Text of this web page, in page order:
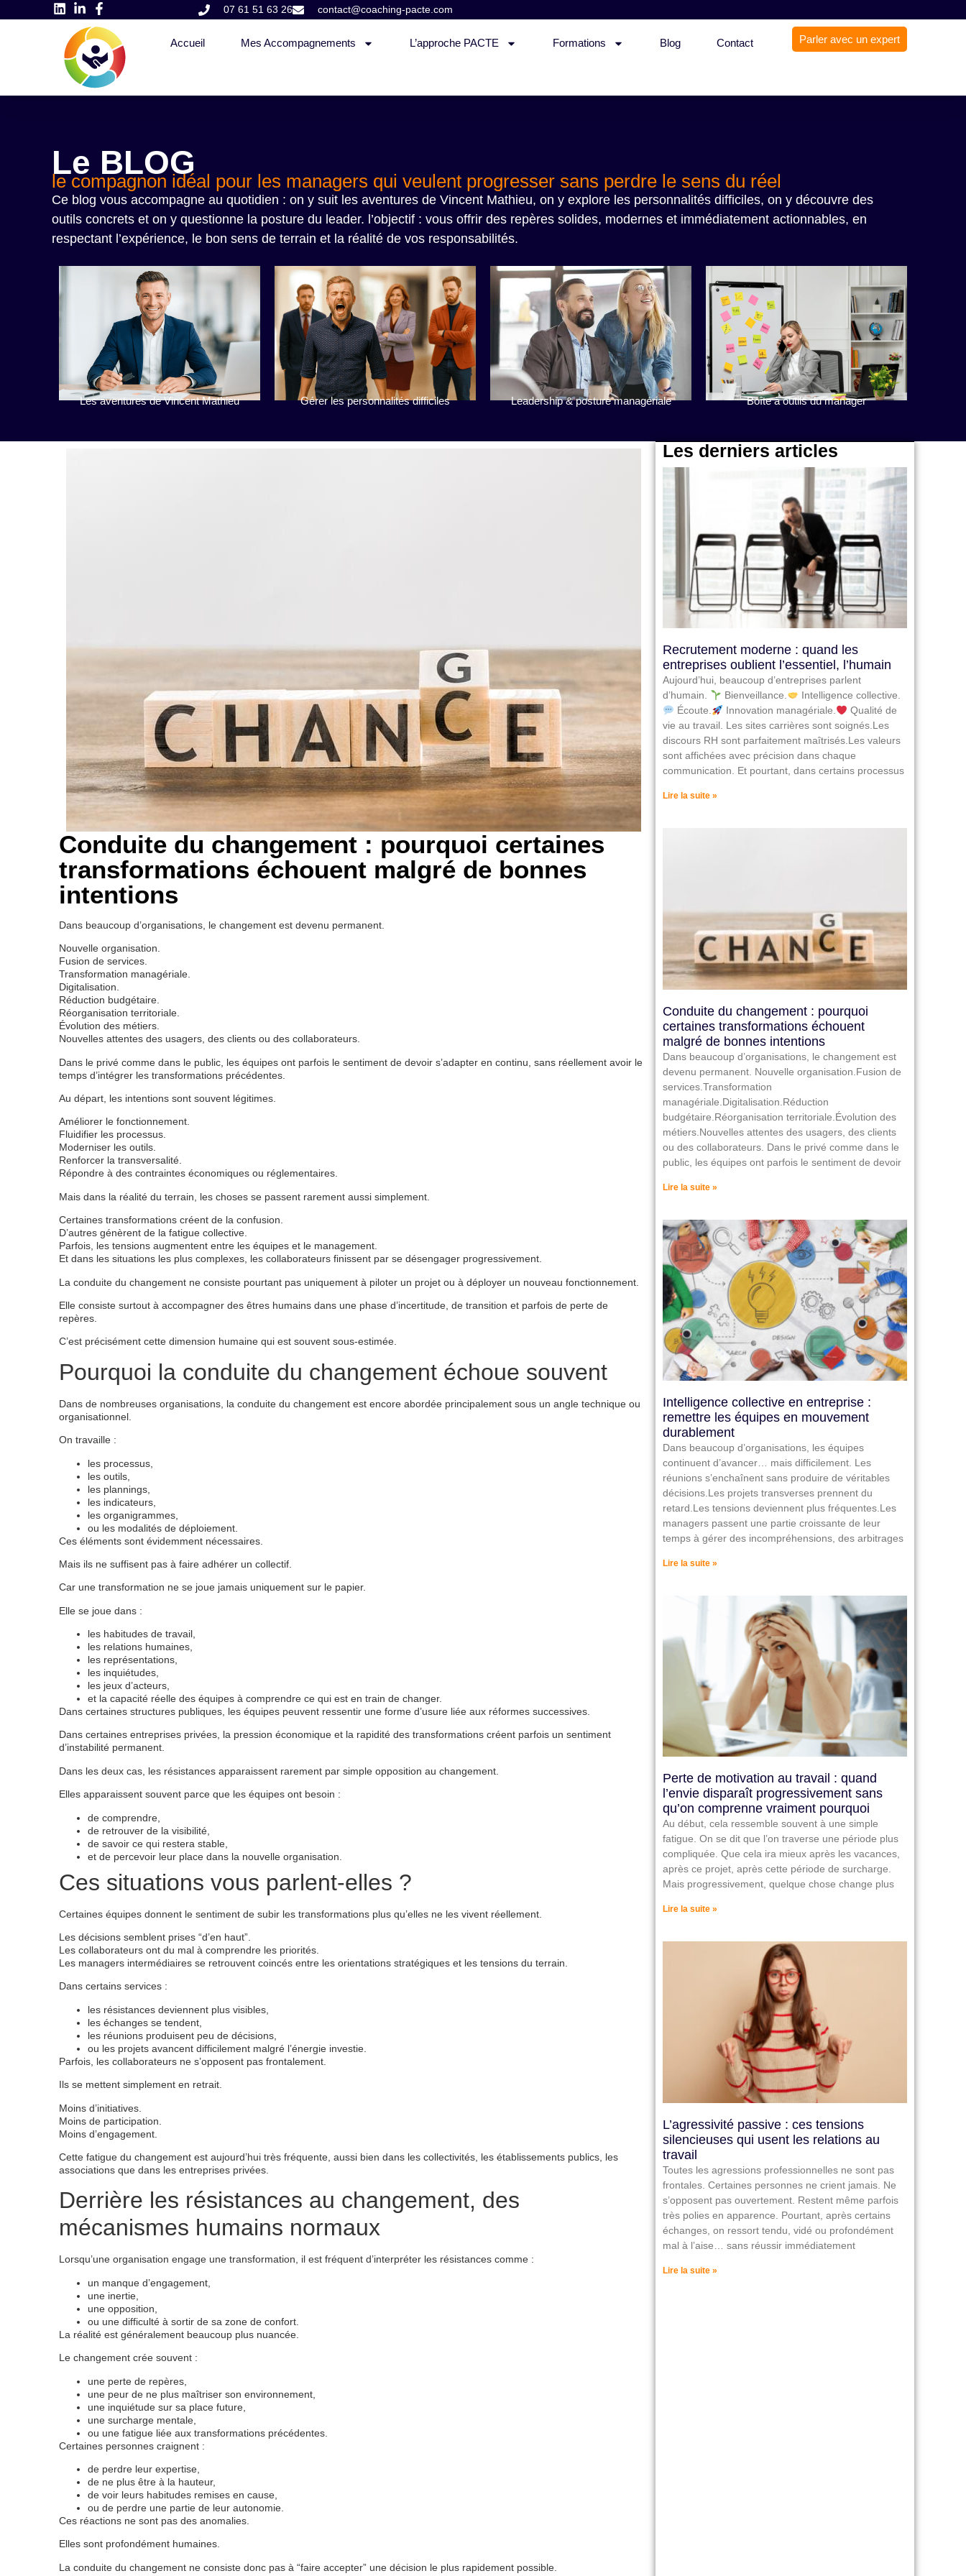
07 61 51 63 26 contact@coaching-pacte.com
Accueil Mes Accompagnements L’approche PACTE Formations Blog Contact Parler avec un expert
Le BLOG
le compagnon idéal pour les managers qui veulent progresser sans perdre le sens du réel
Ce blog vous accompagne au quotidien : on y suit les aventures de Vincent Mathieu, on y explore les personnalités difficiles, on y découvre des
outils concrets et on y questionne la posture du leader. l’objectif : vous offrir des repères solides, modernes et immédiatement actionnables, en
respectant l’expérience, le bon sens de terrain et la réalité de vos responsabilités.
Les aventures de Vincent Mathieu Gérer les personnalités difficiles Leadership & posture managériale Boîte à outils du manager
Conduite du changement : pourquoi certaines
transformations échouent malgré de bonnes
intentions
Dans beaucoup d’organisations, le changement est devenu permanent.
Nouvelle organisation.
Fusion de services.
Transformation managériale.
Digitalisation.
Réduction budgétaire.
Réorganisation territoriale.
Évolution des métiers.
Nouvelles attentes des usagers, des clients ou des collaborateurs.
Dans le privé comme dans le public, les équipes ont parfois le sentiment de devoir s’adapter en continu, sans réellement avoir le
temps d’intégrer les transformations précédentes.
Au départ, les intentions sont souvent légitimes.
Améliorer le fonctionnement.
Fluidifier les processus.
Moderniser les outils.
Renforcer la transversalité.
Répondre à des contraintes économiques ou réglementaires.
Mais dans la réalité du terrain, les choses se passent rarement aussi simplement.
Certaines transformations créent de la confusion.
D’autres génèrent de la fatigue collective.
Parfois, les tensions augmentent entre les équipes et le management.
Et dans les situations les plus complexes, les collaborateurs finissent par se désengager progressivement.
La conduite du changement ne consiste pourtant pas uniquement à piloter un projet ou à déployer un nouveau fonctionnement.
Elle consiste surtout à accompagner des êtres humains dans une phase d’incertitude, de transition et parfois de perte de
repères.
C’est précisément cette dimension humaine qui est souvent sous-estimée.
Pourquoi la conduite du changement échoue souvent
Dans de nombreuses organisations, la conduite du changement est encore abordée principalement sous un angle technique ou
organisationnel.
On travaille :
les processus,
les outils,
les plannings,
les indicateurs,
les organigrammes,
ou les modalités de déploiement.
Ces éléments sont évidemment nécessaires.
Mais ils ne suffisent pas à faire adhérer un collectif.
Car une transformation ne se joue jamais uniquement sur le papier.
Elle se joue dans :
les habitudes de travail,
les relations humaines,
les représentations,
les inquiétudes,
les jeux d’acteurs,
et la capacité réelle des équipes à comprendre ce qui est en train de changer.
Dans certaines structures publiques, les équipes peuvent ressentir une forme d’usure liée aux réformes successives.
Dans certaines entreprises privées, la pression économique et la rapidité des transformations créent parfois un sentiment
d’instabilité permanent.
Dans les deux cas, les résistances apparaissent rarement par simple opposition au changement.
Elles apparaissent souvent parce que les équipes ont besoin :
de comprendre,
de retrouver de la visibilité,
de savoir ce qui restera stable,
et de percevoir leur place dans la nouvelle organisation.
Ces situations vous parlent-elles ?
Certaines équipes donnent le sentiment de subir les transformations plus qu’elles ne les vivent réellement.
Les décisions semblent prises “d’en haut”.
Les collaborateurs ont du mal à comprendre les priorités.
Les managers intermédiaires se retrouvent coincés entre les orientations stratégiques et les tensions du terrain.
Dans certains services :
les résistances deviennent plus visibles,
les échanges se tendent,
les réunions produisent peu de décisions,
ou les projets avancent difficilement malgré l’énergie investie.
Parfois, les collaborateurs ne s’opposent pas frontalement.
Ils se mettent simplement en retrait.
Moins d’initiatives.
Moins de participation.
Moins d’engagement.
Cette fatigue du changement est aujourd’hui très fréquente, aussi bien dans les collectivités, les établissements publics, les
associations que dans les entreprises privées.
Derrière les résistances au changement, des
mécanismes humains normaux
Lorsqu’une organisation engage une transformation, il est fréquent d’interpréter les résistances comme :
un manque d’engagement,
une inertie,
une opposition,
ou une difficulté à sortir de sa zone de confort.
La réalité est généralement beaucoup plus nuancée.
Le changement crée souvent :
une perte de repères,
une peur de ne plus maîtriser son environnement,
une inquiétude sur sa place future,
une surcharge mentale,
ou une fatigue liée aux transformations précédentes.
Certaines personnes craignent :
de perdre leur expertise,
de ne plus être à la hauteur,
de voir leurs habitudes remises en cause,
ou de perdre une partie de leur autonomie.
Ces réactions ne sont pas des anomalies.
Elles sont profondément humaines.
La conduite du changement ne consiste donc pas à “faire accepter” une décision le plus rapidement possible.
Les derniers articles
Recrutement moderne : quand les
entreprises oublient l’essentiel, l’humain
Aujourd’hui, beaucoup d’entreprises parlent
d’humain.
Bienveillance.
Intelligence collective.
Écoute.
Innovation managériale.
Qualité de
vie au travail. Les sites carrières sont soignés.Les
discours RH sont parfaitement maîtrisés.Les valeurs
sont affichées avec précision dans chaque
communication. Et pourtant, dans certains processus
Lire la suite »
Conduite du changement : pourquoi
certaines transformations échouent
malgré de bonnes intentions
Dans beaucoup d’organisations, le changement est
devenu permanent. Nouvelle organisation.Fusion de
services.Transformation
managériale.Digitalisation.Réduction
budgétaire.Réorganisation territoriale.Évolution des
métiers.Nouvelles attentes des usagers, des clients
ou des collaborateurs. Dans le privé comme dans le
public, les équipes ont parfois le sentiment de devoir
Lire la suite »
Intelligence collective en entreprise :
remettre les équipes en mouvement
durablement
Dans beaucoup d’organisations, les équipes
continuent d’avancer… mais difficilement. Les
réunions s’enchaînent sans produire de véritables
décisions.Les projets transverses prennent du
retard.Les tensions deviennent plus fréquentes.Les
managers passent une partie croissante de leur
temps à gérer des incompréhensions, des arbitrages
Lire la suite »
Perte de motivation au travail : quand
l’envie disparaît progressivement sans
qu’on comprenne vraiment pourquoi
Au début, cela ressemble souvent à une simple
fatigue. On se dit que l’on traverse une période plus
compliquée. Que cela ira mieux après les vacances,
après ce projet, après cette période de surcharge.
Mais progressivement, quelque chose change plus
Lire la suite »
L’agressivité passive : ces tensions
silencieuses qui usent les relations au
travail
Toutes les agressions professionnelles ne sont pas
frontales. Certaines personnes ne crient jamais. Ne
s’opposent pas ouvertement. Restent même parfois
très polies en apparence. Pourtant, après certains
échanges, on ressort tendu, vidé ou profondément
mal à l’aise… sans réussir immédiatement
Lire la suite »